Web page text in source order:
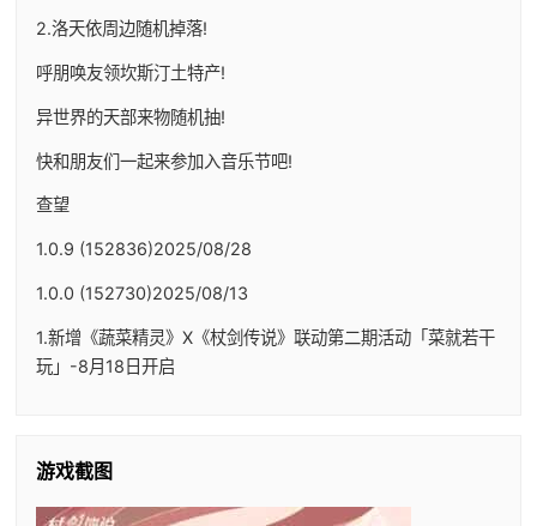
2.洛天依周边随机掉落!
呼朋唤友领坎斯汀土特产!
异世界的天部来物随机抽!
快和朋友们一起来参加入音乐节吧!
查望
1.0.9 (152836)2025/08/28
1.0.0 (152730)2025/08/13
1.新增《蔬菜精灵》X《杖剑传说》联动第二期活动「菜就若干
玩」-8月18日开启
游戏截图